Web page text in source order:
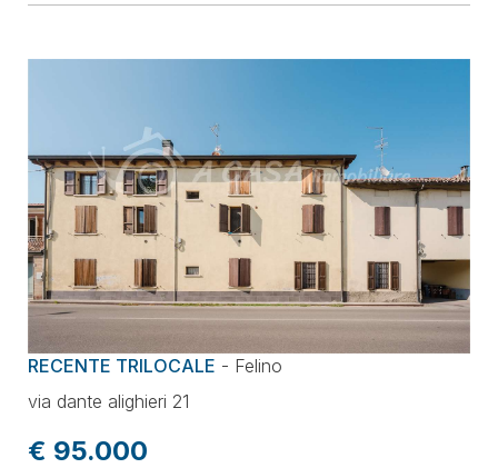
RECENTE TRILOCALE - Felino
via dante alighieri 21
€ 95.000